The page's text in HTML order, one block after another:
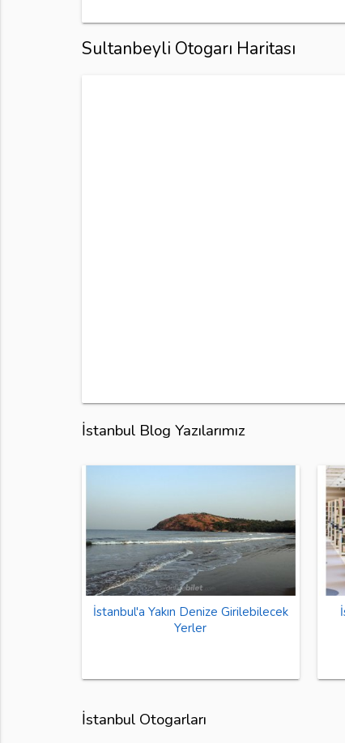
Sultanbeyli Otogarı Haritası
İstanbul Blog Yazılarımız
İstanbul'a Yakın Denize Girilebilecek
Yerler
İstanbul Otogarları